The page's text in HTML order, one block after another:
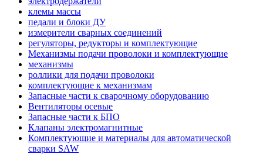
клемы массы
педали и блоки ДУ
измерители сварных соединений
регуляторы, редукторы и комплектующие
Механизмы подачи проволоки и комплектующие
механизмы
роллики для подачи проволоки
комплектующие к механизмам
Запасные части к сварочному оборудованию
Вентиляторы осевые
Запасные части к БПО
Клапаны электромагнитные
Комплектующие и материалы для автоматической
сварки SAW